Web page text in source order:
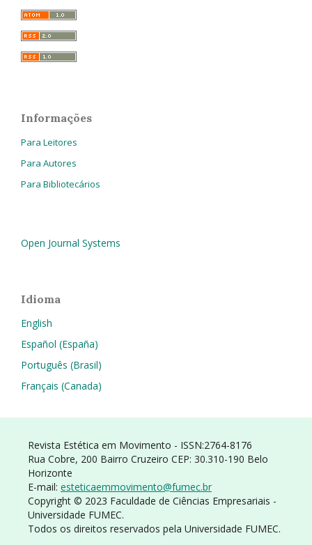
Informações
Para Leitores
Para Autores
Para Bibliotecários
Open Journal Systems
Idioma
English
Español (España)
Português (Brasil)
Français (Canada)
Revista Estética em Movimento - ISSN:2764-8176
Rua Cobre, 200 Bairro Cruzeiro CEP: 30.310-190 Belo
Horizonte
E-mail: esteticaemmovimento@fumec.br
Copyright © 2023 Faculdade de Ciências Empresariais -
Universidade FUMEC.
Todos os direitos reservados pela Universidade FUMEC.